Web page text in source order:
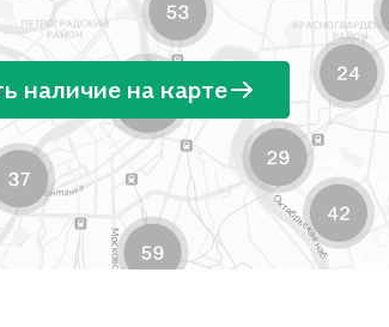
наличие на карте